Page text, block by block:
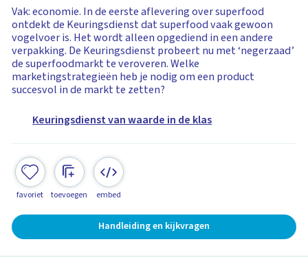
Vak: economie. In de eerste aflevering over superfood
ontdekt de Keuringsdienst dat superfood vaak gewoon
vogelvoer is. Het wordt alleen opgediend in een andere
verpakking. De Keuringsdienst probeert nu met ‘negerzaad’
de superfoodmarkt te veroveren. Welke
marketingstrategieën heb je nodig om een product
succesvol in de markt te zetten?
Keuringsdienst van waarde in de klas
favoriet toevoegen embed
Handleiding en kijkvragen